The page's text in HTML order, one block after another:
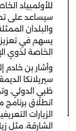
سيساعد على
والبلدان
يسهم في
الخاصة لذوي
وأشار بن خادم
سيريلانكا
ظبي الدولي،
انطلاق
الزيارات
الشارقة، مثل